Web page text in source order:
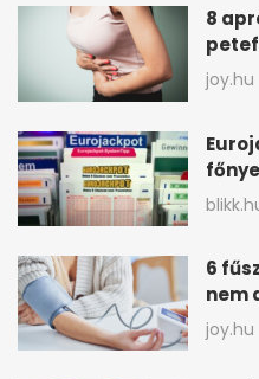
8
–
joy.hu
6
nem
lehet
joy.hu